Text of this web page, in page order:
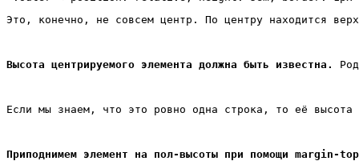
Это, конечно, не совсем центр. По центру находится
Высота центрируемого элемента должна быть известна.
Если мы знаем, что это ровно одна строка, то её
Приподнимем элемент на пол-высоты при помощи margin-